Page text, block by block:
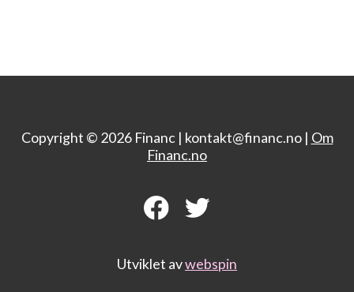
Copyright © 2026 Financ | kontakt@financ.no | Om
Financ.no
Utviklet avwebspin